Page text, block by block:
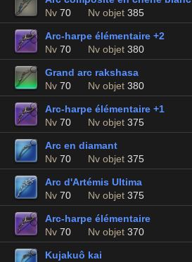
Nv 70 Nv objet 385
Arc-harpe élémentaire +2
Nv 70 Nv objet 380
Grand arc rakshasa
Nv 70 Nv objet 380
Arc-harpe élémentaire +1
Nv 70 Nv objet 375
Arc en diamant
Nv 70 Nv objet 375
Arc d'Artémis Ultima
Nv 70 Nv objet 375
Arc-harpe élémentaire
Nv 70 Nv objet 370
Kujakuô kai